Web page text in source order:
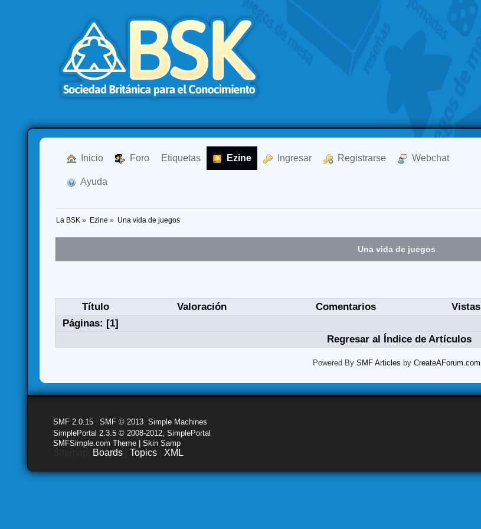
Inicio Foro Etiquetas Ezine Ingresar Registrarse Webchat
Ayuda
La BSK » Ezine » Una vida de juegos
Una vida de juegos
Título Valoración Comentarios Vistas
Páginas: [1]
Regresar al Índice de Artículos
Powered By SMF Articles by CreateAForum.com
SMF 2.0.15 |SMF © 2013 ,Simple Machines
SimplePortal 2.3.5 © 2008-2012, SimplePortal
SMFSimple.com Theme | Skin Samp
Boards |Topics XML